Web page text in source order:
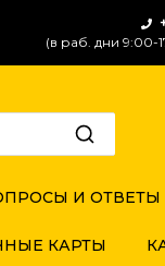
(в раб. дни 9:00-
И ОТВЕТЫ
КАРТЫ